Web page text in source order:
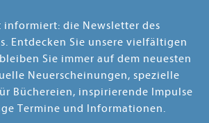
informiert: die Newsletter des
Entdecken Sie unsere vielfältigen
Sie immer auf dem neuesten
Neuerscheinungen, spezielle
Büchereien, inspirierende Impulse
Termine und Informationen.